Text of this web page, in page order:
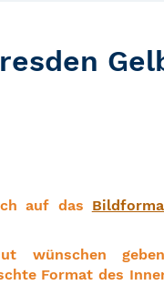
auf das
wünschen
Format des